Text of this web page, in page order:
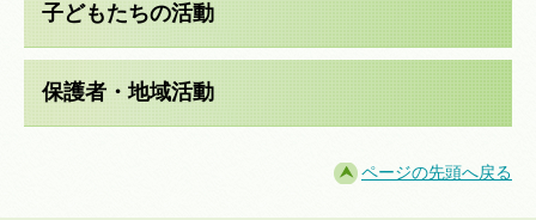
子どもたちの活動
保護者・地域活動
ページの先頭へ戻る